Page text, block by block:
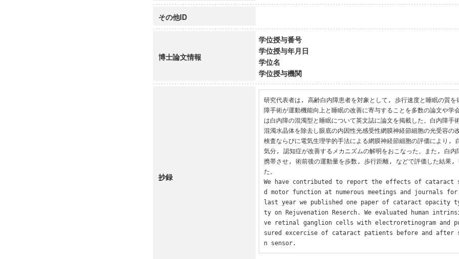
その他ID
博士論文情報
学位授与番号
学位授与年月日
学位名
学位授与機関
抄録
研究代表者は, 高齢白内障患者を対象として, 歩行速度と睡眠の質
障手術が運動機能向上と睡眠の改善に寄与することを多数の論文や学
は白内障の混濁型と睡眠について英文誌に論文を掲載した。白内障手
混濁水晶体を除去し眼底の内因性光感受性網膜神経節細胞の光受容の
検査ならびに電気生理学的手法による網膜神経節細胞の評価により,
気分, 認知症が改善するメカニズムの解明をおこなった。また, 白内
携帯させ, 術前後の運動量を歩数, 歩行距離, などで評価した結果,
た。
We have contributed to report the effects of cataract
d motor function at numerous meetings and journals
last year we published one paper of cataract opacity
ty on Rejuvenation Reserch. We evaluated human
ve retinal ganglion cells with electroretinogram and
sured excercise of cataract patients before and after
n sensor.